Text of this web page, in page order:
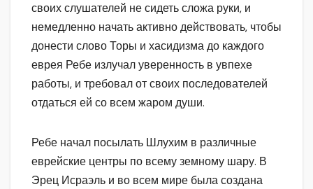
своих слушателей не сидеть сложа руки, и
немедленно начать активно действовать, чтобы
донести слово Торы и хасидизма до каждого
еврея Ребе излучал уверенность в увпехе
работы, и требовал от своих последователей
отдаться ей со всем жаром души.
Ребе начал посылать Шлухим в различные
еврейские центры по всему земному шару. В
Эрец Исраэль и во всем мире была создана